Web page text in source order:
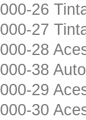
000-26
000-27
000-28
000-38
000-29
000-30